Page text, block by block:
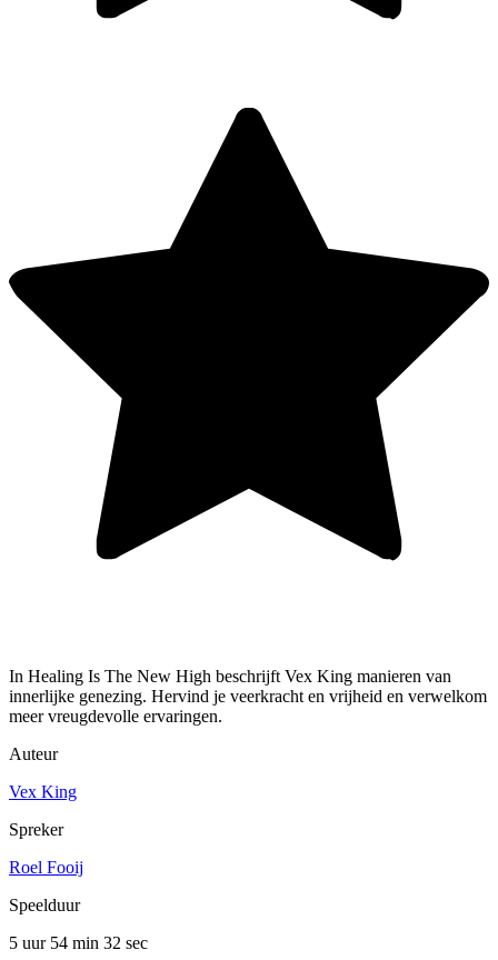
In Healing Is The New High beschrijft Vex King manieren van
innerlijke genezing. Hervind je veerkracht en vrijheid en verwelkom
meer vreugdevolle ervaringen.
Auteur
Vex King
Spreker
Roel Fooij
Speelduur
5 uur 54 min 32 sec